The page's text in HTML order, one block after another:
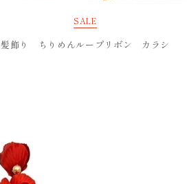
SALE
髪飾り ちりめんループリボン カラシ